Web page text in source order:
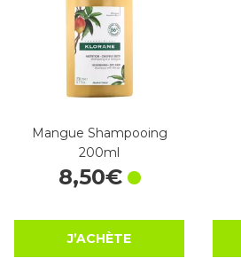
Mangue Shampooing
200ml
8,50€
J’ACHÈTE